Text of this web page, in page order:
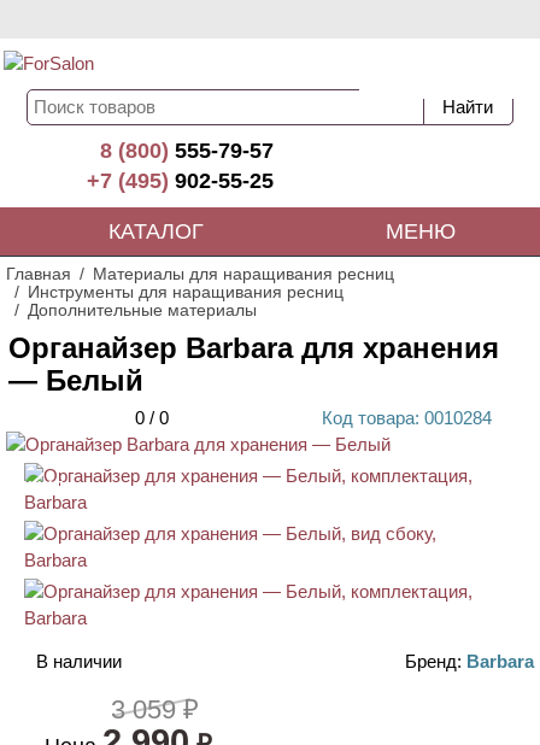
8 (800)555-79-57
+7 (495)902-55-25
КАТАЛОГ МЕНЮ
Главная
Материалы для наращивания ресниц
Инструменты для наращивания ресниц
Дополнительные материалы
Органайзер Barbara для хранения
— Белый
0 / 0 Код товара: 0010284
АКЦИЯ
В наличии Бренд: Barbara
3 059 ₽